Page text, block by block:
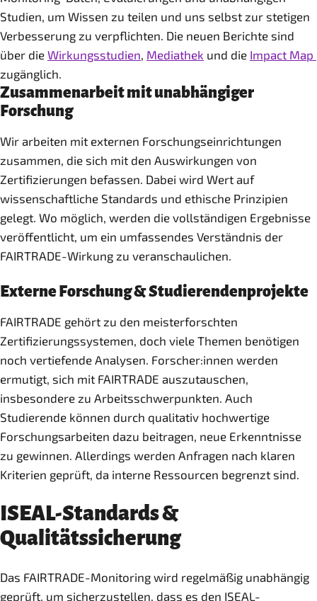
Studien, um Wissen zu teilen und uns selbst zur stetigen
Verbesserung zu verpflichten. Die neuen Berichte sind
über die Wirkungsstudien, Mediathek und die Impact Map
zugänglich.
Zusammenarbeit mit unabhängiger
Forschung
Wir arbeiten mit externen Forschungseinrichtungen
zusammen, die sich mit den Auswirkungen von
Zertifizierungen befassen. Dabei wird Wert auf
wissenschaftliche Standards und ethische Prinzipien
gelegt. Wo möglich, werden die vollständigen Ergebnisse
veröffentlicht, um ein umfassendes Verständnis der
FAIRTRADE-Wirkung zu veranschaulichen.
Externe Forschung & Studierendenprojekte
FAIRTRADE gehört zu den meisterforschten
Zertifizierungssystemen, doch viele Themen benötigen
noch vertiefende Analysen. Forscher:innen werden
ermutigt, sich mit FAIRTRADE auszutauschen,
insbesondere zu Arbeitsschwerpunkten. Auch
Studierende können durch qualitativ hochwertige
Forschungsarbeiten dazu beitragen, neue Erkenntnisse
zu gewinnen. Allerdings werden Anfragen nach klaren
Kriterien geprüft, da interne Ressourcen begrenzt sind.
ISEAL-Standards &
Qualitätssicherung
Das FAIRTRADE-Monitoring wird regelmäßig unabhängig
geprüft, um sicherzustellen, dass es den ISEAL-